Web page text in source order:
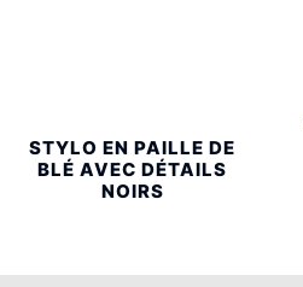
STYLO EN PAILLE DE
BLÉ AVEC DÉTAILS
NOIRS